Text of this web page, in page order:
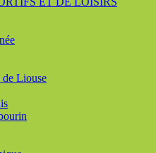
de Liouse